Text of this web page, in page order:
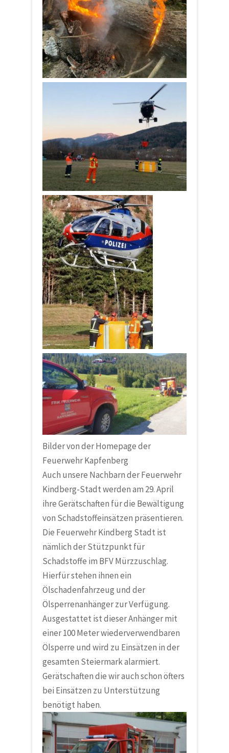
Bilder von der Homepage der
Feuerwehr Kapfenberg
Auch unsere Nachbarn derFeuerwehr
Kindberg-Stadtwerden am 29. April
ihre Gerätschaften für die Bewältigung
von Schadstoffeinsätzen präsentieren.
Die Feuerwehr Kindberg Stadt ist
nämlich der Stützpunkt für
Schadstoffe im BFV Mürzzuschlag.
Hierfür stehen ihnen ein
Ölschadenfahrzeug und der
Ölsperrenanhänger zur Verfügung.
Ausgestattet ist dieser Anhänger mit
einer 100 Meter wiederverwendbaren
Ölsperre und wird zu Einsätzen in der
gesamten Steiermark alarmiert.
Gerätschaften die wir auch schon öfters
bei Einsätzen zu Unterstützung
benötigt haben.